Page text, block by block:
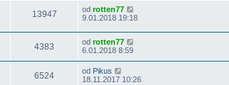
13947 od rotten77
9.01.2018 19:18
4383 od rotten77
6.01.2018 8:59
6524 od Pikus
18.11.2017 10:26